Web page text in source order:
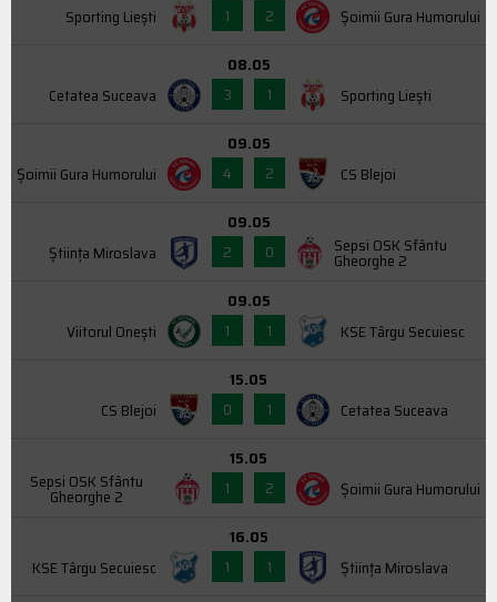
Sporting Liești
1
2 Şoimii Gura Humorului
Cetatea Suceava
08.05
3
1 Sporting Liești
Şoimii Gura Humorului
09.05
4
2 CS Blejoi
Știința Miroslava
09.05
2
0 Sepsi OSK Sfântu
Gheorghe 2
Viitorul Onești
09.05
1
1 KSE Târgu Secuiesc
CS Blejoi
15.05
0
1 Cetatea Suceava
Sepsi OSK Sfântu
Gheorghe 2
15.05
1
2 Şoimii Gura Humorului
KSE Târgu Secuiesc
16.05
1
1 Știința Miroslava